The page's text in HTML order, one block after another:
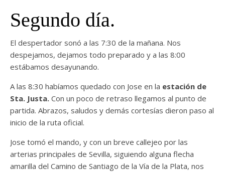
Segundo día.
El despertador sonó a las 7:30 de la mañana. Nos
despejamos, dejamos todo preparado y a las 8:00
estábamos desayunando.
A las 8:30 habíamos quedado con Jose en la estación de
Sta. Justa. Con un poco de retraso llegamos al punto de
partida. Abrazos, saludos y demás cortesías dieron paso al
inicio de la ruta oficial.
Jose tomó el mando, y con un breve callejeo por las
arterias principales de Sevilla, siguiendo alguna flecha
amarilla del Camino de Santiago de la Vía de la Plata, nos